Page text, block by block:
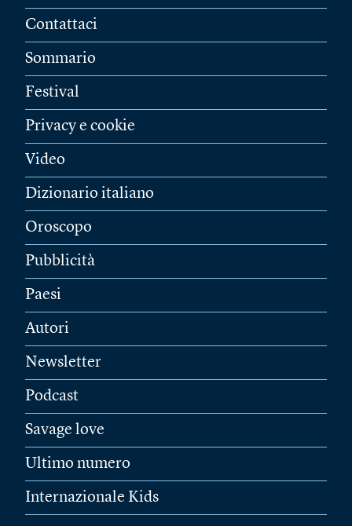
Contattaci
Sommario
Festival
Privacy e cookie
Video
Dizionario italiano
Oroscopo
Pubblicità
Paesi
Autori
Newsletter
Podcast
Savage love
Ultimo numero
Internazionale Kids